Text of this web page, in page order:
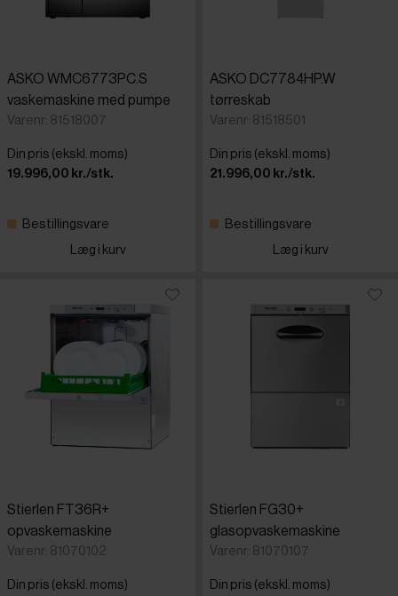
ASKO WMC6773PC.S
vaskemaskine med pumpe
Varenr: 81518007
Din pris (ekskl. moms)
19.996,00 kr./stk.
Bestillingsvare
Læg i kurv
ASKO DC7784HP.W
tørreskab
Varenr: 81518501
Din pris (ekskl. moms)
21.996,00 kr./stk.
Bestillingsvare
Læg i kurv
Stierlen FT36R+
opvaskemaskine
Varenr: 81070102
Din pris (ekskl. moms)
Stierlen FG30+
glasopvaskemaskine
Varenr: 81070107
Din pris (ekskl. moms)